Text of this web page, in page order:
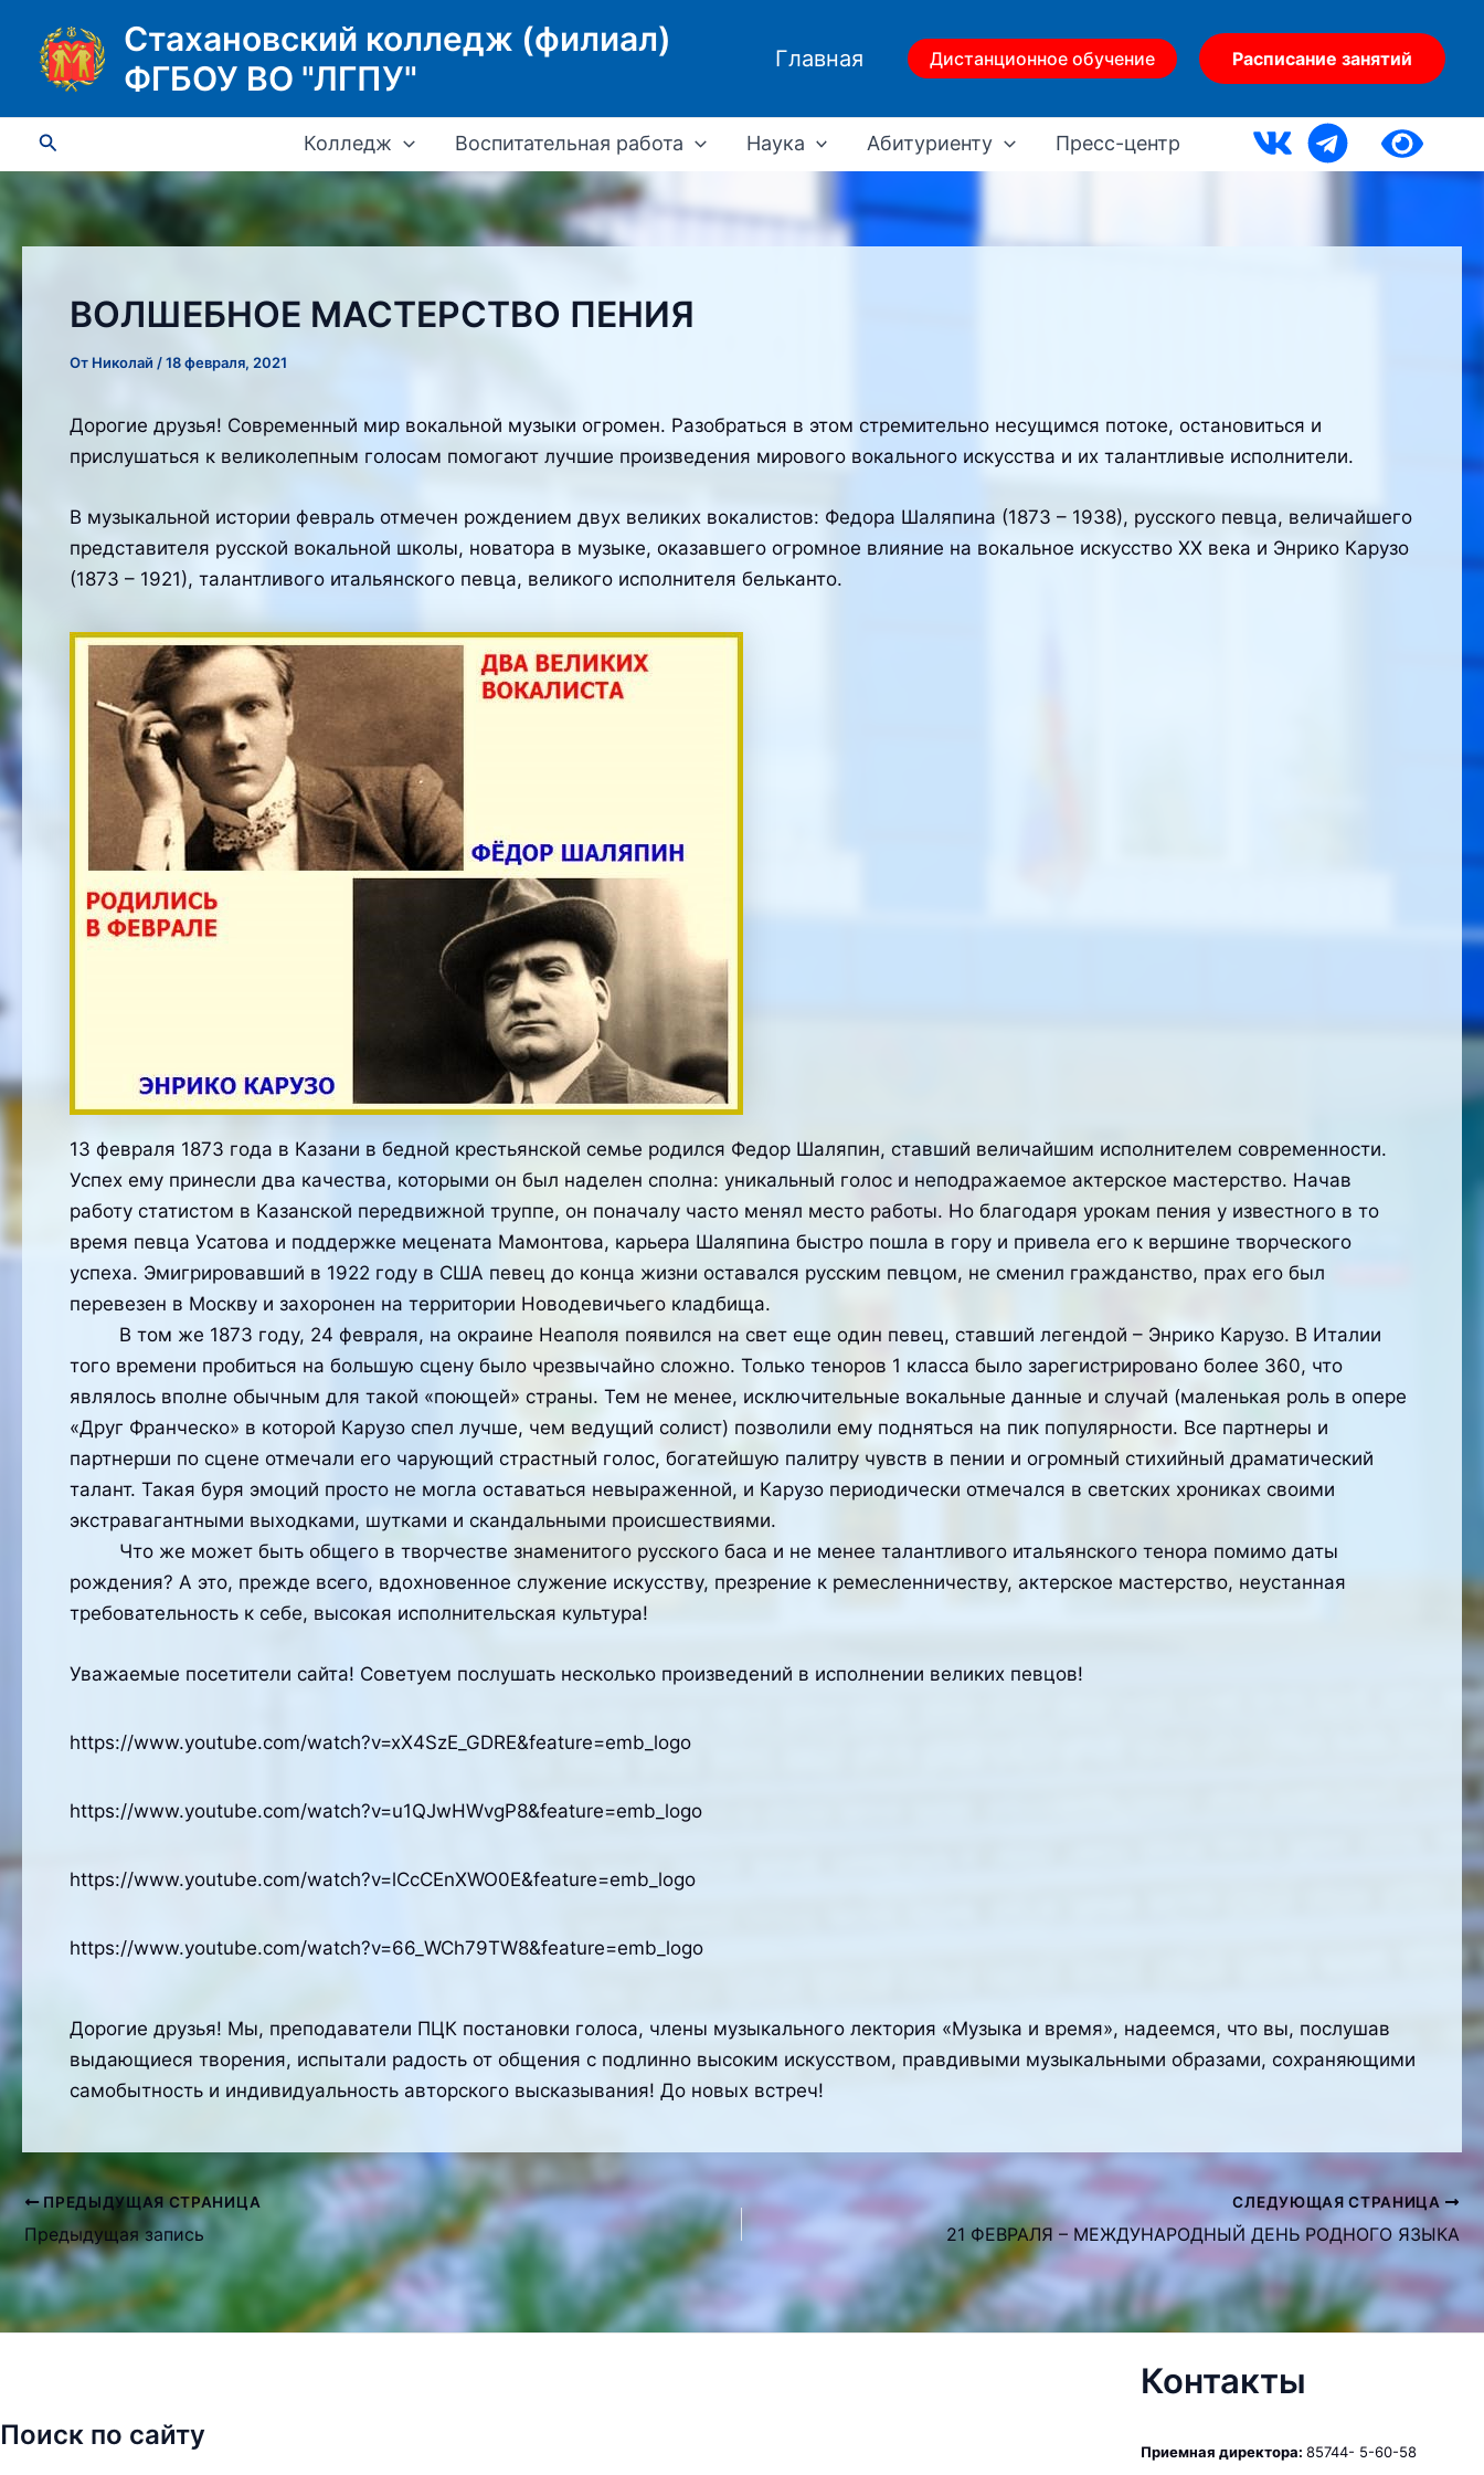
содержимому
Стахановский колледж (филиал)
ФГБОУ ВО "ЛГПУ"
Главная Дистанционное обучение Расписание занятий
Поиск Колледж Воспитательная работа Наука Абитуриенту Пресс-центр
ВОЛШЕБНОЕ МАСТЕРСТВО ПЕНИЯ
От Николай /18 февраля, 2021
Дорогие друзья! Современный мир вокальной музыки огромен. Разобраться в этом стремительно несущимся потоке, остановиться и
прислушаться к великолепным голосам помогают лучшие произведения мирового вокального искусства и их талантливые исполнители.
В музыкальной истории февраль отмечен рождением двух великих вокалистов: Федора Шаляпина (1873 – 1938), русского певца, величайшего
представителя русской вокальной школы, новатора в музыке, оказавшего огромное влияние на вокальное искусство XX века и Энрико Карузо
(1873 – 1921), талантливого итальянского певца, великого исполнителя бельканто.
13 февраля 1873 года в Казани в бедной крестьянской семье родился Федор Шаляпин, ставший величайшим исполнителем современности.
Успех ему принесли два качества, которыми он был наделен сполна: уникальный голос и неподражаемое актерское мастерство. Начав
работу статистом в Казанской передвижной труппе, он поначалу часто менял место работы. Но благодаря урокам пения у известного в то
время певца Усатова и поддержке мецената Мамонтова, карьера Шаляпина быстро пошла в гору и привела его к вершине творческого
успеха. Эмигрировавший в 1922 году в США певец до конца жизни оставался русским певцом, не сменил гражданство, прах его был
перевезен в Москву и захоронен на территории Новодевичьего кладбища.
В том же 1873 году, 24 февраля, на окраине Неаполя появился на свет еще один певец, ставший легендой – Энрико Карузо. В Италии
того времени пробиться на большую сцену было чрезвычайно сложно. Только теноров 1 класса было зарегистрировано более 360, что
являлось вполне обычным для такой «поющей» страны. Тем не менее, исключительные вокальные данные и случай (маленькая роль в опере
«Друг Франческо» в которой Карузо спел лучше, чем ведущий солист) позволили ему подняться на пик популярности. Все партнеры и
партнерши по сцене отмечали его чарующий страстный голос, богатейшую палитру чувств в пении и огромный стихийный драматический
талант. Такая буря эмоций просто не могла оставаться невыраженной, и Карузо периодически отмечался в светских хрониках своими
экстравагантными выходками, шутками и скандальными происшествиями.
Что же может быть общего в творчестве знаменитого русского баса и не менее талантливого итальянского тенора помимо даты
рождения? А это, прежде всего, вдохновенное служение искусству, презрение к ремесленничеству, актерское мастерство, неустанная
требовательность к себе, высокая исполнительская культура!
Уважаемые посетители сайта! Советуем послушать несколько произведений в исполнении великих певцов!
https://www.youtube.com/watch?v=xX4SzE_GDRE&feature=emb_logo
https://www.youtube.com/watch?v=u1QJwHWvgP8&feature=emb_logo
https://www.youtube.com/watch?v=lCcCEnXWO0E&feature=emb_logo
https://www.youtube.com/watch?v=66_WCh79TW8&feature=emb_logo
Дорогие друзья! Мы, преподаватели ПЦК постановки голоса, члены музыкального лектория «Музыка и время», надеемся, что вы, послушав
выдающиеся творения, испытали радость от общения с подлинно высоким искусством, правдивыми музыкальными образами, сохраняющими
самобытность и индивидуальность авторского высказывания! До новых встреч!
Навигация
по
записям
ПРЕДЫДУЩАЯ СТРАНИЦА
Предыдущая запись
СЛЕДУЮЩАЯ СТРАНИЦА
21 ФЕВРАЛЯ – МЕЖДУНАРОДНЫЙ ДЕНЬ РОДНОГО ЯЗЫКА
Поиск по сайту
Контакты
Приемная директора: 85744- 5-60-58